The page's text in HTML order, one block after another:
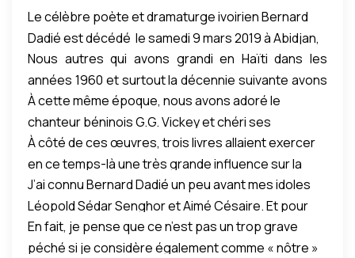
Le célèbre poète et dramaturge ivoirien Bernard
Dadié est décédé le samedi 9 mars 2019 à Abidjan,
la capitale économique de la Côte d’Ivoire.
L’admirable griot et chantre de la Négritude avait 103
ans.
Nous autres qui avons grandi en Haïti dans les
années 1960 et surtout la décennie suivante avons
beaucoup admiré cet homme de grande culture, né
le 10 janvier 1916, à Assinie, dans le Sud-Est de la
Côte d’Ivoire. Nous lui avons voué cette admiration
surtout à cause de notre amour pour son poème
vous remercie mon Dieu de m’avoir créé Noir. Nous
avons appris cette merveilleuse œuvre par cœur
et avons pris un grand plaisir à la réciter lors des
petites fêtes organisées dans les salons ou bien
À cette même époque, nous avons adoré le
chanteur béninois G.G. Vickey et chéri ses
chansons, en particulierGentleman G.G.,La fête au
villageetToi qui viens de naître. Nous étions alors
friands de choses de l’esprit et avions commencé à
mieux comprendre et connaître la culture africaine
grâce également à la revue Jeune Afrique qu’on
lisait semaine après semaine et les articles que
À côté de ces œuvres, trois livres allaient exercer
en ce temps-là une très grande influence sur la
jeunesse haïtienne:Peau noire, masque blancdu
psychiatre martiniquais Frantz Fanon;Pigmentsdu
Guyanais Léon Gontran Damas;Cahier d’un retour
au pays nataldu Martiniquais Aimé Césaire. On se
J’ai connu Bernard Dadié un peu avant mes idoles
Léopold Sédar Senghor et Aimé Césaire. Et pour
être très honnête, avant même Oswald Durand,
Jacques Roumain, Jacques Stéphen Alexis, René
En fait, je pense que ce n’est pas un trop grave
péché si je considère également comme « nôtre »